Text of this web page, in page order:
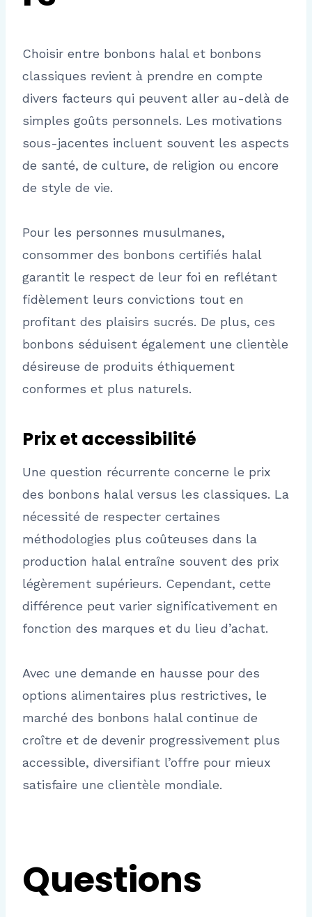
Choisir entre bonbons halal et bonbons
classiques revient à prendre en compte
divers facteurs qui peuvent aller au-delà de
simples goûts personnels. Les motivations
sous-jacentes incluent souvent les aspects
de santé, de culture, de religion ou encore
de style de vie.
Pour les personnes musulmanes,
consommer des bonbons certifiés halal
garantit le respect de leur foi en reflétant
fidèlement leurs convictions tout en
profitant des plaisirs sucrés. De plus, ces
bonbons séduisent également une clientèle
désireuse de produits éthiquement
conformes et plus naturels.
Prix et accessibilité
Une question récurrente concerne le prix
des bonbons halal versus les classiques. La
nécessité de respecter certaines
méthodologies plus coûteuses dans la
production halal entraîne souvent des prix
légèrement supérieurs. Cependant, cette
différence peut varier significativement en
fonction des marques et du lieu d’achat.
Avec une demande en hausse pour des
options alimentaires plus restrictives, le
marché des bonbons halal continue de
croître et de devenir progressivement plus
accessible, diversifiant l’offre pour mieux
satisfaire une clientèle mondiale.
Questions